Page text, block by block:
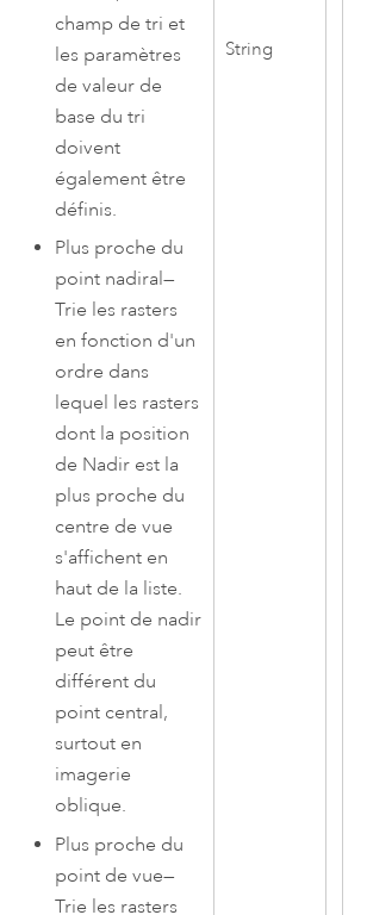
champ de tri et
les paramètres
de valeur de
base du tri
doivent
également être
définis.
Plus proche du
point nadiral—
Trie les rasters
en fonction d'un
ordre dans
lequel les rasters
dont la position
de Nadir est la
plus proche du
centre de vue
s'affichent en
haut de la liste.
Le point de nadir
peut être
différent du
point central,
surtout en
imagerie
oblique.
Plus proche du
point de vue—
Trie les rasters
String